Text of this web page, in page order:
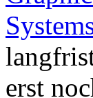
erst